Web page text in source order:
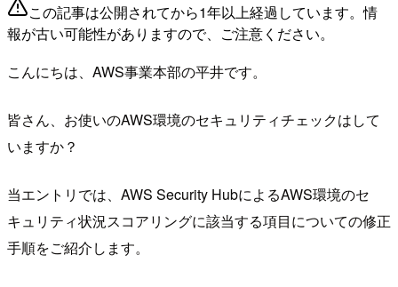
この記事は公開されてから1年以上経過しています。情
報が古い可能性がありますので、ご注意ください。
こんにちは、AWS事業本部の平井です。
皆さん、お使いのAWS環境のセキュリティチェックはして
いますか？
当エントリでは、AWS Security HubによるAWS環境のセ
キュリティ状況スコアリングに該当する項目についての修正
手順をご紹介します。